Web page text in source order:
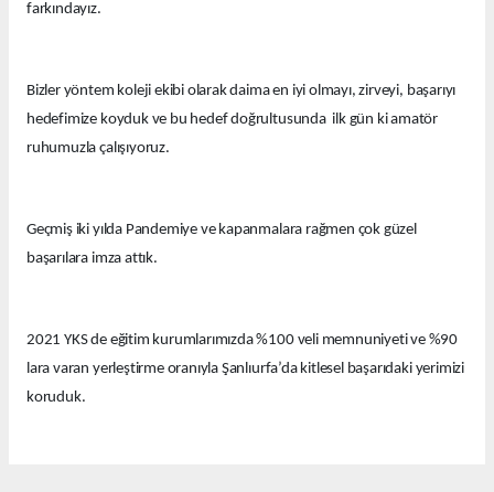
farkındayız.
Bizler yöntem koleji ekibi olarak daima en iyi olmayı, zirveyi, başarıyı
hedefimize koyduk ve bu hedef doğrultusunda ilk gün ki amatör
ruhumuzla çalışıyoruz.
Geçmiş iki yılda Pandemiye ve kapanmalara rağmen çok güzel
başarılara imza attık.
2021 YKS de eğitim kurumlarımızda %100 veli memnuniyeti ve %90
lara varan yerleştirme oranıyla Şanlıurfa’da kitlesel başarıdaki yerimizi
koruduk.